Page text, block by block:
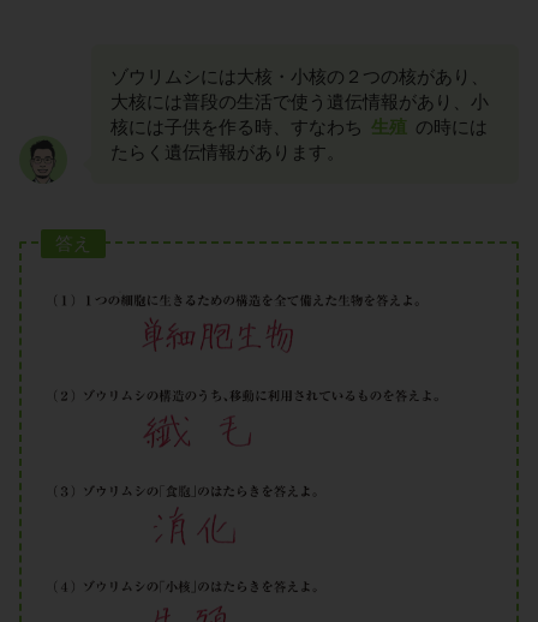
ゾウリムシには大核・小核の２つの核があり、
大核には普段の生活で使う遺伝情報があり、小
核には子供を作る時、すなわち 生殖 の時には
たらく遺伝情報があります。
答え